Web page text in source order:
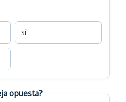
sí
opuesta?